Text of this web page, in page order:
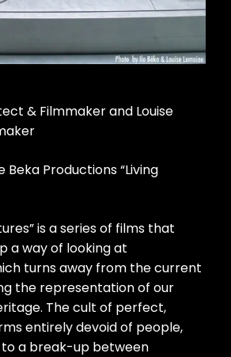
& Filmmaker and Louise
Productions “Living
is a series of films that
a way of looking at
turns away from the current
the representation of our
The cult of perfect,
entirely devoid of people,
a break-up between